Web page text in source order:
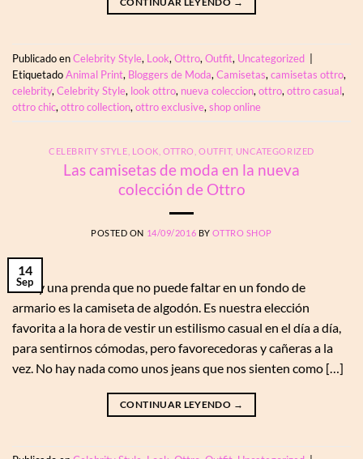
Publicado enCelebrity Style, Look, Ottro, Outfit, Uncategorized |
EtiquetadoAnimal Print, Bloggers de Moda, Camisetas, camisetas ottro,
celebrity, Celebrity Style, look ottro, nueva coleccion, ottro, ottro casual,
ottro chic, ottro collection, ottro exclusive, shop online
CELEBRITY STYLE LOOK ,OTTRO ,OUTFIT, UNCATEGORIZED
Las camisetas de moda en la nueva
colección de Ottro
POSTED ON 14/09/2016 BYOTTRO SHOP
14
Sep
Si hay una prenda que no puede faltar en un fondo de
armario es la camiseta de algodón. Es nuestra elección
favorita a la hora de vestir un estilismo casual en el día a día,
para sentirnos cómodas, pero favorecedoras y cañeras a la
vez. No hay nada como unos jeans que nos sienten como […]
CONTINUAR LEYENDO →